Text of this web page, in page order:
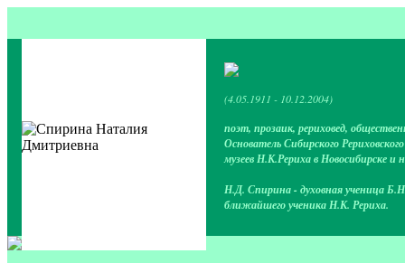
(4.05.1911 - 10.12.2004)
поэт, прозаик, рериховед,
Основатель Сибирского
музеев Н.К.Рериха в Новосибирске и
Н.Д. Спирина - духовная ученица
ближайшего ученика Н.К. Рериха.